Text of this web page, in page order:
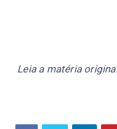
Leia a matéria